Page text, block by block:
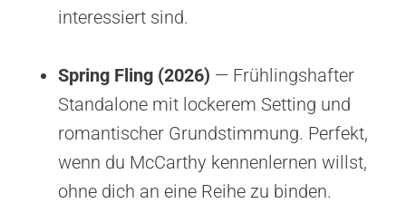
interessiert sind.
Spring Fling (2026) — Frühlingshafter
Standalone mit lockerem Setting und
romantischer Grundstimmung. Perfekt,
wenn du McCarthy kennenlernen willst,
ohne dich an eine Reihe zu binden.